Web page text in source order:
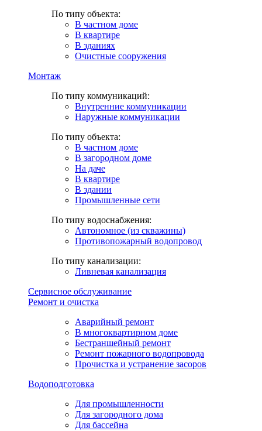
По типу объекта:
В частном доме
В квартире
В зданиях
Очистные сооружения
Монтаж
По типу коммуникаций:
Внутренние коммуникации
Наружные коммуникации
По типу объекта:
В частном доме
В загородном доме
На даче
В квартире
В здании
Промышленные сети
По типу водоснабжения:
Автономное (из скважины)
Противопожарный водопровод
По типу канализации:
Ливневая канализация
Сервисное обслуживание
Ремонт и очистка
Аварийный ремонт
В многоквартирном доме
Бестраншейный ремонт
Ремонт пожарного водопровода
Прочистка и устранение засоров
Водоподготовка
Для промышленности
Для загородного дома
Для бассейна